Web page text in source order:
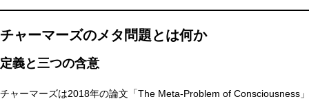
チャーマーズのメタ問題とは何か
定義と三つの含意
チャーマーズは2018年の論文「The Meta-Problem of Consciousness